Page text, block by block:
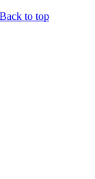
Back to top